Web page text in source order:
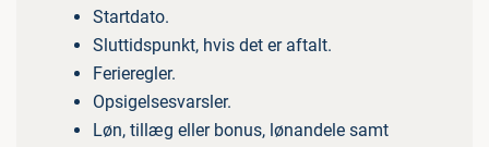
Startdato.
Sluttidspunkt, hvis det er aftalt.
Ferieregler.
Opsigelsesvarsler.
Løn, tillæg eller bonus, lønandele samt